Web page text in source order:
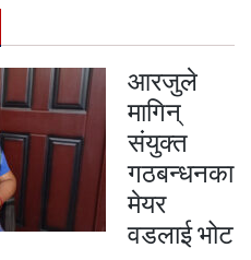
आरजुले
मागिन्
संयुक्त
गठबन्धनका
मेयर
वडलाई भोट